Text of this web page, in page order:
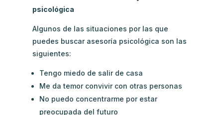
psicológica
Algunos de las situaciones por las que
puedes buscar asesoría psicológica son las
siguientes:
Tengo miedo de salir de casa
Me da temor convivir con otras personas
No puedo concentrarme por estar
preocupada del futuro